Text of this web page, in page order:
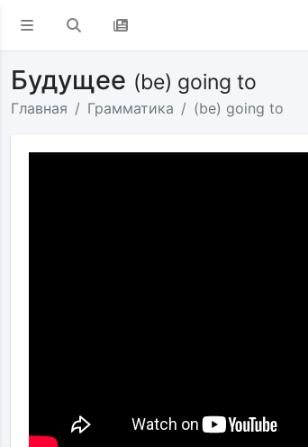
Будущее (be) going to
Главная Грамматика (be) going to